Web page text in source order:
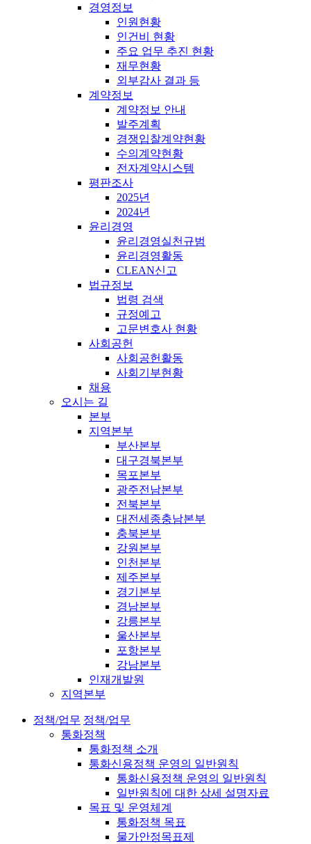
경영정보
인원현황
인건비 현황
주요 업무 추진 현황
재무현황
외부감사 결과 등
계약정보
계약정보 안내
발주계획
경쟁입찰계약현황
수의계약현황
전자계약시스템
평판조사
2025년
2024년
윤리경영
윤리경영실천규범
윤리경영활동
CLEAN신고
법규정보
법령 검색
규정예고
고문변호사 현황
사회공헌
사회공헌활동
사회기부현황
채용
오시는 길
본부
지역본부
부산본부
대구경북본부
목포본부
광주전남본부
전북본부
대전세종충남본부
충북본부
강원본부
인천본부
제주본부
경기본부
경남본부
강릉본부
울산본부
포항본부
강남본부
인재개발원
지역본부
정책/업무 정책/업무
통화정책
통화정책 소개
통화신용정책 운영의 일반원칙
통화신용정책 운영의 일반원칙
일반원칙에 대한 상세 설명자료
목표 및 운영체계
통화정책 목표
물가안정목표제